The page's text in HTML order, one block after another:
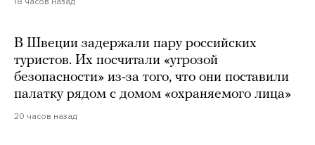
В Швеции задержали пару российских
туристов. Их посчитали «угрозой
безопасности» из-за того, что они поставили
палатку рядом с домом «охраняемого лица»
20 часов назад